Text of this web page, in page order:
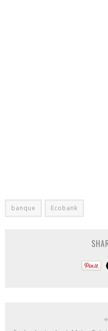
banque Ecobank